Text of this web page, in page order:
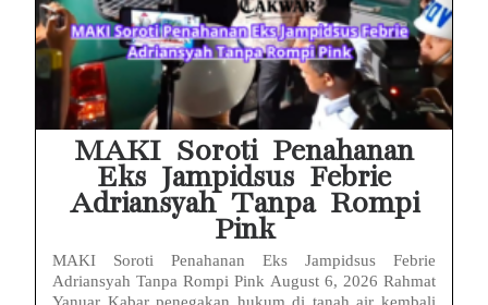
MAKI Soroti Penahanan
Eks Jampidsus Febrie
Adriansyah Tanpa Rompi
Pink
MAKI Soroti Penahanan Eks Jampidsus Febrie
Adriansyah Tanpa Rompi Pink August 6, 2026 Rahmat
Yanuar Kabar penegakan hukum di tanah air kembali